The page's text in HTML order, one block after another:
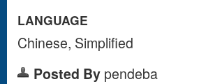
LANGUAGE
Chinese, Simplified
Posted By pendeba